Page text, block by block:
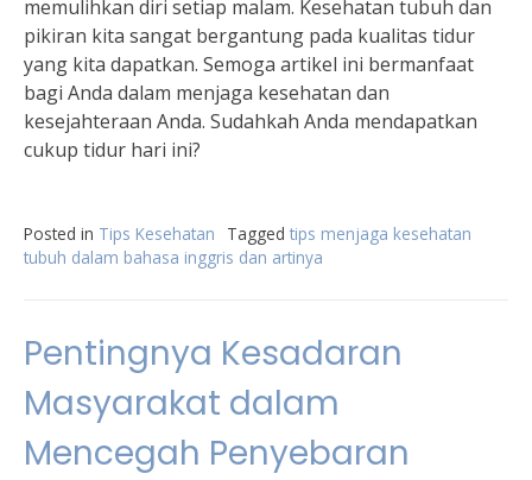
memulihkan diri setiap malam. Kesehatan tubuh dan
pikiran kita sangat bergantung pada kualitas tidur
yang kita dapatkan. Semoga artikel ini bermanfaat
bagi Anda dalam menjaga kesehatan dan
kesejahteraan Anda. Sudahkah Anda mendapatkan
cukup tidur hari ini?
Posted in Tips Kesehatan Tagged tips menjaga kesehatan
tubuh dalam bahasa inggris dan artinya
Pentingnya Kesadaran
Masyarakat dalam
Mencegah Penyebaran